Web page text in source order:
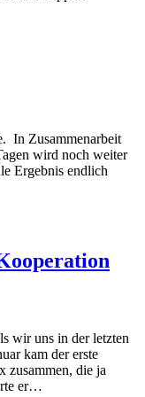
In Zusammenarbeit
wird noch weiter
Ergebnis endlich
wir uns in der letzten
kam der erste
zusammen, die ja
er…